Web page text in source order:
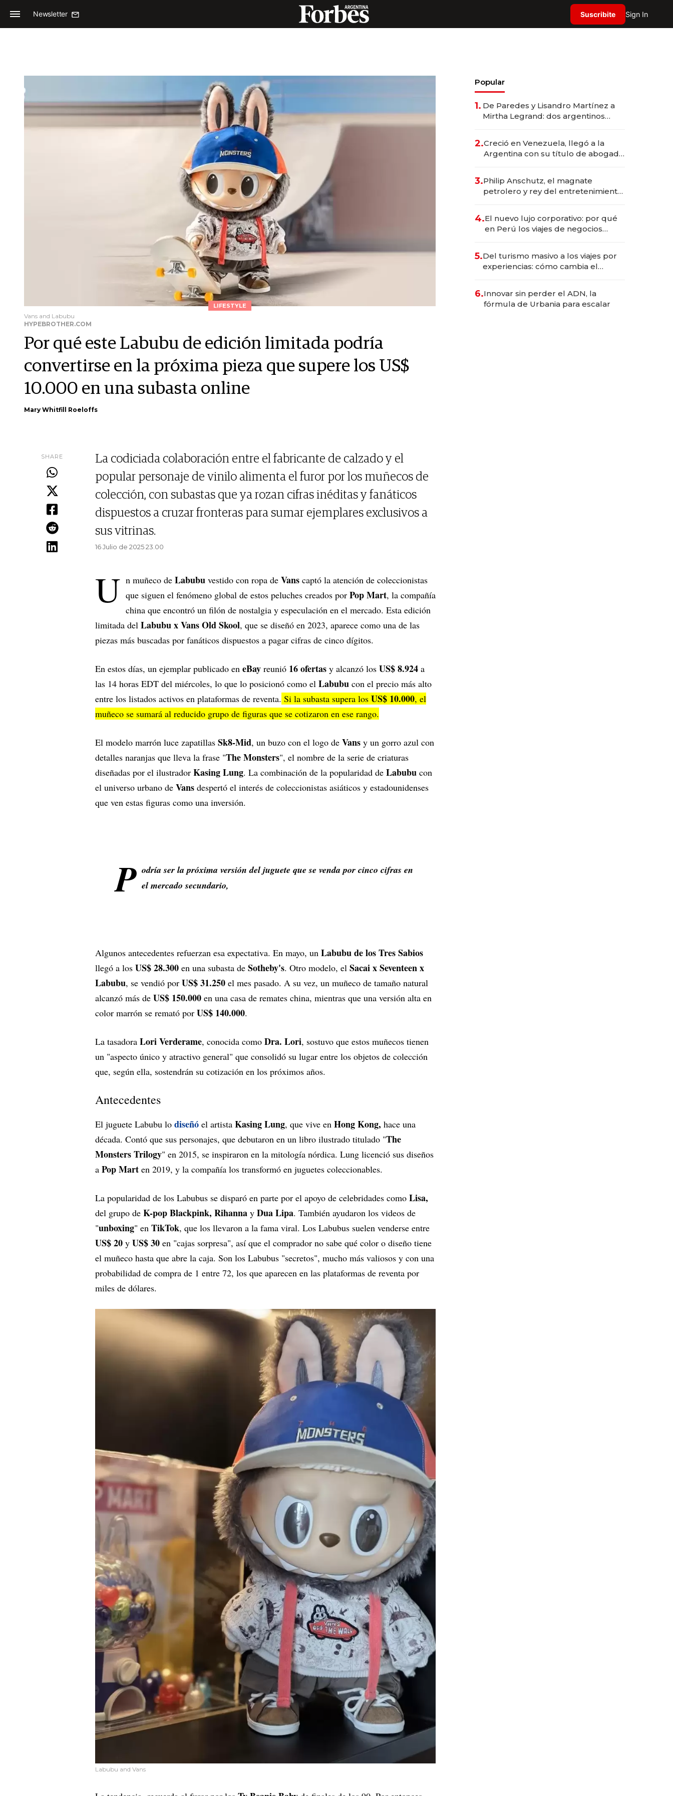
Newsletter Suscribite Sign In
LIFESTYLE
Vans and Labubu
HYPEBROTHER.COM
Por qué este Labubu de edición limitada podría
convertirse en la próxima pieza que supere los US$
10.000 en una subasta online
Mary Whitfill Roeloffs
SHARE
La codiciada colaboración entre el fabricante de calzado y el
popular personaje de vinilo alimenta el furor por los muñecos de
colección, con subastas que ya rozan cifras inéditas y fanáticos
dispuestos a cruzar fronteras para sumar ejemplares exclusivos a
sus vitrinas.
16 Julio de 2025 23.00
U n muñeco de Labubu vestido con ropa de Vans captó la atención de coleccionistas
que siguen el fenómeno global de estos peluches creados por Pop Mart, la compañía
china que encontró un filón de nostalgia y especulación en el mercado. Esta edición
limitada del Labubu x Vans Old Skool, que se diseñó en 2023, aparece como una de las
piezas más buscadas por fanáticos dispuestos a pagar cifras de cinco dígitos.
En estos días, un ejemplar publicado en eBay reunió 16 ofertas y alcanzó los US$ 8.924 a
las 14 horas EDT del miércoles, lo que lo posicionó como el Labubu con el precio más alto
entre los listados activos en plataformas de reventa. Si la subasta supera los US$ 10.000, el
muñeco se sumará al reducido grupo de figuras que se cotizaron en ese rango.
El modelo marrón luce zapatillas Sk8-Mid, un buzo con el logo de Vans y un gorro azul con
detalles naranjas que lleva la frase "The Monsters", el nombre de la serie de criaturas
diseñadas por el ilustrador Kasing Lung. La combinación de la popularidad de Labubu con
el universo urbano de Vans despertó el interés de coleccionistas asiáticos y estadounidenses
que ven estas figuras como una inversión.
P odría ser la próxima versión del juguete que se venda por cinco cifras en
el mercado secundario,
Algunos antecedentes refuerzan esa expectativa. En mayo, un Labubu de los Tres Sabios
llegó a los US$ 28.300 en una subasta de Sotheby's. Otro modelo, el Sacai x Seventeen x
Labubu, se vendió por US$ 31.250 el mes pasado. A su vez, un muñeco de tamaño natural
alcanzó más de US$ 150.000 en una casa de remates china, mientras que una versión alta en
color marrón se remató por US$ 140.000.
La tasadora Lori Verderame, conocida como Dra. Lori, sostuvo que estos muñecos tienen
un "aspecto único y atractivo general" que consolidó su lugar entre los objetos de colección
que, según ella, sostendrán su cotización en los próximos años.
Antecedentes
El juguete Labubu lo diseñó el artista Kasing Lung, que vive en Hong Kong, hace una
década. Contó que sus personajes, que debutaron en un libro ilustrado titulado "The
Monsters Trilogy" en 2015, se inspiraron en la mitología nórdica. Lung licenció sus diseños
a Pop Mart en 2019, y la compañía los transformó en juguetes coleccionables.
La popularidad de los Labubus se disparó en parte por el apoyo de celebridades como Lisa,
del grupo de K-pop Blackpink, Rihanna y Dua Lipa. También ayudaron los videos de
"unboxing" en TikTok, que los llevaron a la fama viral. Los Labubus suelen venderse entre
US$ 20 y US$ 30 en "cajas sorpresa", así que el comprador no sabe qué color o diseño tiene
el muñeco hasta que abre la caja. Son los Labubus "secretos", mucho más valiosos y con una
probabilidad de compra de 1 entre 72, los que aparecen en las plataformas de reventa por
miles de dólares.
Labubu and Vans
Popular
1. De Paredes y Lisandro Martínez a
Mirtha Legrand: dos argentinos
2.Creció en Venezuela, llegó a la
Argentina con su título de abogado
marcas "fast premium"
3.Philip Anschutz, el magnate
petrolero y rey del entretenimiento
4.El nuevo lujo corporativo: por qué
en Perú los viajes de negocios
transformadoras
5.Del turismo masivo a los viajes por
experiencias: cómo cambia el
6.Innovar sin perder el ADN, la
fórmula de Urbania para escalar